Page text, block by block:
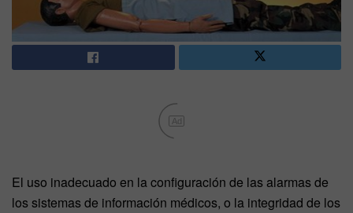
Ad
El uso inadecuado en la configuración de las alarmas de
los sistemas de información médicos, o la integridad de los